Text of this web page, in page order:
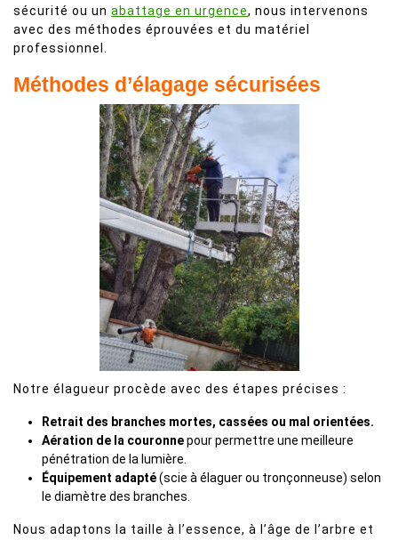
sécurité ou un abattage en urgence, nous intervenons
avec des méthodes éprouvées et du matériel
professionnel.
Méthodes d’élagage sécurisées
Notre élagueur procède avec des étapes précises :
Retrait des branches mortes, cassées ou mal orientées.
Aération de la couronnepour permettre une meilleure
pénétration de la lumière.
Équipement adapté(scie à élaguer ou tronçonneuse) selon
le diamètre des branches.
Nous adaptons la taille à l’essence, à l’âge de l’arbre et